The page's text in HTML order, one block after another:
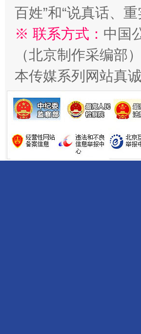
揭开“小金库”的免责幌子
百姓”和“说真话、
※ 联系方式： 中国
（北京制作采编部）
本传媒系列网站真